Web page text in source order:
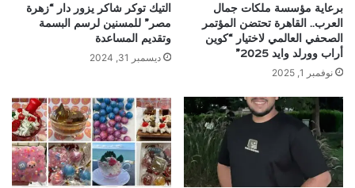
برعاية مؤسسة ملكات جمال
العرب.. القاهرة تحتضن المؤتمر
الصحفي العالمي لاختيار “كوين
أراب وورلد وايد 2025”
نوفمبر 1, 2025
التيك توكر شاكر يزور دار “زهرة
مصر” للمسنين لرسم البسمة
وتقديم المساعدة
ديسمبر 31, 2024